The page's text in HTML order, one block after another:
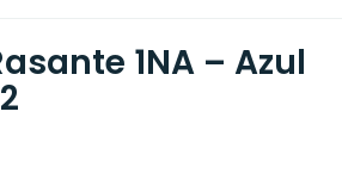
1NA – Azul